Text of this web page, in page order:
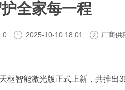
全家每一程
0 2025-10-10 18:01 厂商供
智能激光版正式上新，共推出